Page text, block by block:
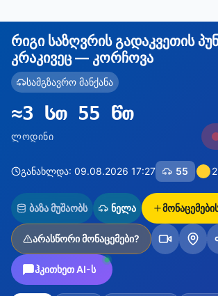
რიგი საზღვრის გადაკვეთის
კრაკივეც — კორჩოვა
სამგზავრო მანქანა
≈3 სთ 55 წთ
ᲚᲝᲓᲘᲜᲘ
განახლდა: 09.08.2026 17:27 55
ბაზა მუშაობს ნელა
არასწორი მონაცემები?
ჰკითხეთ AI-ს